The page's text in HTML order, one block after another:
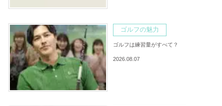
ゴルフの魅力
ゴルフは練習量がすべて？
2026.08.07